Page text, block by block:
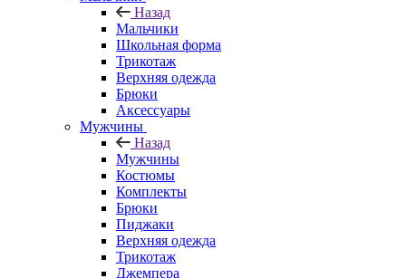
Назад
Мальчики
Школьная форма
Трикотаж
Верхняя одежда
Брюки
Аксессуары
Мужчины
Назад
Мужчины
Костюмы
Комплекты
Брюки
Пиджаки
Верхняя одежда
Трикотаж
Джемпера